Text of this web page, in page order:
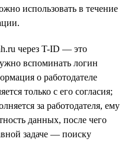
использовать в течение
через T-ID — это
вспоминать логин
о работодателе
только с его согласия;
за работодателя, ему
данных, после чего
задаче — поиску